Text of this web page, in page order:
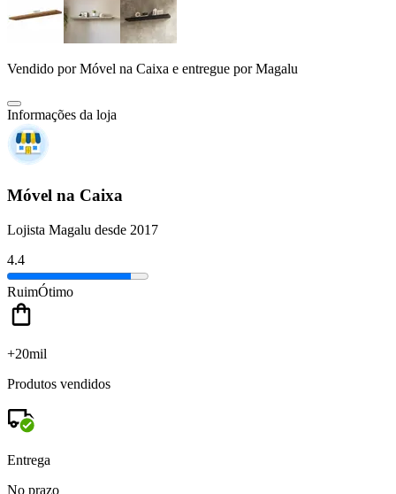
Vendido porMóvel na Caixa e entregue por Magalu
Informações da loja
Móvel na Caixa
Lojista Magalu desde 2017
4.4
RuimÓtimo
+20mil
Produtos vendidos
Entrega
No prazo